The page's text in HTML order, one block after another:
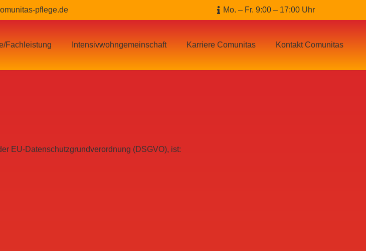
pflege.de Mo. – Fr. 9:00 – 17:00 Uhr
Fachleistung Intensivwohngemeinschaft Karriere Comunitas Kontakt Comunitas
EU-Datenschutzgrundverordnung (DSGVO), ist: